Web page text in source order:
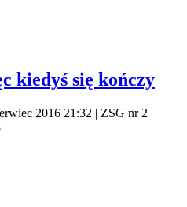
kiedyś się kończy
2016 21:32 | ZSG nr 2 |